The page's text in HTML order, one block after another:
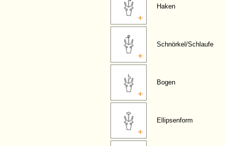
Haken
Schnörkel/Schlaufe
Bogen
Ellipsenform